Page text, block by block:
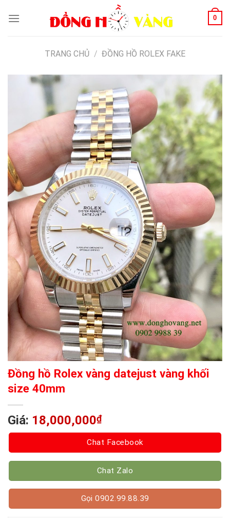
0
TRANG CHỦ / ĐỒNG HỒ ROLEX FAKE
Đồng hồ Rolex vàng datejust vàng khối
size 40mm
Giá: 18,000,000₫
Chat Facebook
Chat Zalo
Gọi 0902.99.88.39